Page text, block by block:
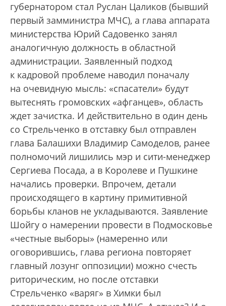
губернатором стал Руслан Цаликов (бывший
первый замминистра МЧС), а глава аппарата
министерства Юрий Садовенко занял
аналогичную должность в областной
администрации. Заявленный подход
к кадровой проблеме наводил поначалу
на очевидную мысль: «спасатели» будут
вытеснять громовских «афганцев», область
ждет зачистка. И действительно в один день
со Стрельченко в отставку был отправлен
глава Балашихи Владимир Самоделов, ранее
полномочий лишились мэр и сити-менеджер
Сергиева Посада, а в Королеве и Пушкине
начались проверки. Впрочем, детали
происходящего в картину примитивной
борьбы кланов не укладываются. Заявление
Шойгу о намерении провести в Подмосковье
«честные выборы» (намеренно или
оговорившись, глава региона повторяет
главный лозунг оппозиции) можно счесть
риторическим, но после отставки
Стрельченко «варяг» в Химки был